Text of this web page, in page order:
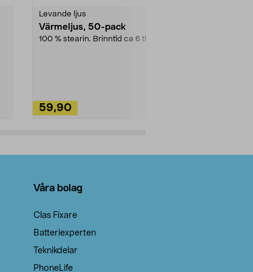
Levande ljus
Värmeljus, 50-pack
100 % stearin. Brinntid ca 6 tim.
59,90
Våra bolag
Clas Fixare
Batteriexperten
Teknikdelar
PhoneLife